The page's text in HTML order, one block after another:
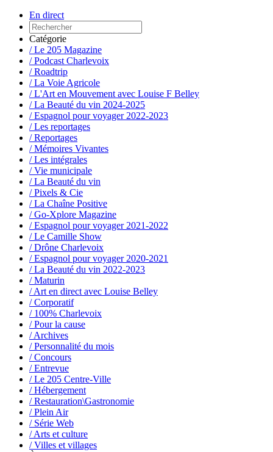
En direct
Catégorie
/ Le 205 Magazine
/ Podcast Charlevoix
/ Roadtrip
/ La Voie Agricole
/ L'Art en Mouvement avec Louise F Belley
/ La Beauté du vin 2024-2025
/ Espagnol pour voyager 2022-2023
/ Les reportages
/ Reportages
/ Mémoires Vivantes
/ Les intégrales
/ Vie municipale
/ La Beauté du vin
/ Pixels & Cie
/ La Chaîne Positive
/ Go-Xplore Magazine
/ Espagnol pour voyager 2021-2022
/ Le Camille Show
/ Drône Charlevoix
/ Espagnol pour voyager 2020-2021
/ La Beauté du vin 2022-2023
/ Maturin
/ Art en direct avec Louise Belley
/ Corporatif
/ 100% Charlevoix
/ Pour la cause
/ Archives
/ Personnalité du mois
/ Concours
/ Entrevue
/ Le 205 Centre-Ville
/ Hébergement
/ Restauration\Gastronomie
/ Plein Air
/ Série Web
/ Arts et culture
/ Villes et villages